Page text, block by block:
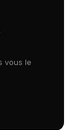
vous le